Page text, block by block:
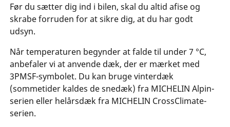
Før du sætter dig ind i bilen, skal du altid afise og
skrabe forruden for at sikre dig, at du har godt
udsyn.
Når temperaturen begynder at falde til under 7 °C,
anbefaler vi at anvende dæk, der er mærket med
3PMSF-symbolet. Du kan bruge vinterdæk
(sommetider kaldes de snedæk) fra MICHELIN Alpin-
serien eller helårsdæk fra MICHELIN CrossClimate-
serien.